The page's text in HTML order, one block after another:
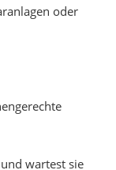
oder
wartest sie